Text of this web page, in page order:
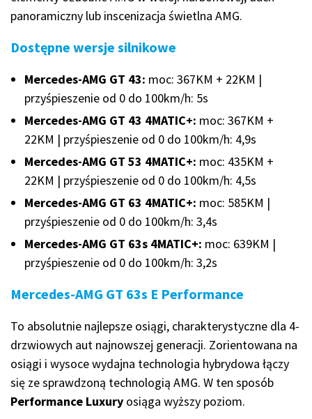
panoramiczny lub inscenizacja świetlna AMG.
Dostępne wersje silnikowe
Mercedes-AMG GT 43: moc: 367KM + 22KM |
przyśpieszenie od 0 do 100km/h: 5s
Mercedes-AMG GT 43 4MATIC+: moc: 367KM +
22KM | przyśpieszenie od 0 do 100km/h: 4,9s
Mercedes-AMG GT 53 4MATIC+: moc: 435KM +
22KM | przyśpieszenie od 0 do 100km/h: 4,5s
Mercedes-AMG GT 63 4MATIC+: moc: 585KM |
przyśpieszenie od 0 do 100km/h: 3,4s
Mercedes-AMG GT 63s 4MATIC+: moc: 639KM |
przyśpieszenie od 0 do 100km/h: 3,2s
Mercedes-AMG GT 63s E Performance
To absolutnie najlepsze osiągi, charakterystyczne dla 4-
drzwiowych aut najnowszej generacji. Zorientowana na
osiągi i wysoce wydajna technologia hybrydowa łączy
się ze sprawdzoną technologią AMG. W ten sposób
Performance Luxury osiąga wyższy poziom.